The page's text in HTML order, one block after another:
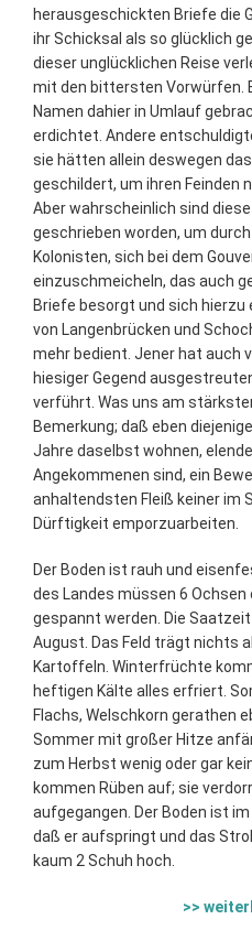
herausgeschickten Briefe die
ihr Schicksal als so glücklich
dieser unglücklichen Reise
mit den bittersten Vorwürfen.
Namen dahier in Umlauf
erdichtet. Andere
sie hätten allein deswegen
geschildert, um ihren Feinden
Aber wahrscheinlich sind
geschrieben worden, um
Kolonisten, sich bei dem
einzuschmeicheln, das auch
Briefe besorgt und sich hierzu
von Langenbrücken und
mehr bedient. Jener hat auch
hiesiger Gegend
verführt. Was uns am
Bemerkung; daß eben
Jahre daselbst wohnen,
Angekommenen sind, ein
anhaltendsten Fleiß keiner im
Dürftigkeit emporzuarbeiten.
Der Boden ist rauh und
des Landes müssen 6 Ochsen
gespannt werden. Die
August. Das Feld trägt nichts
Kartoffeln. Winterfrüchte
heftigen Kälte alles erfriert.
Flachs, Welschkorn gerathen
Sommer mit großer Hitze
zum Herbst wenig oder gar
kommen Rüben auf; sie
aufgegangen. Der Boden ist
daß er aufspringt und das
kaum 2 Schuh hoch.
>>